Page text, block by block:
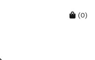
Cart
(0)